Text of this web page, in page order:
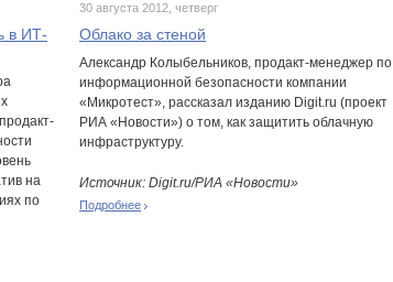
в ИТ-
на
по
30 августа 2012, четверг
Облако за стеной
Александр Колыбельников, продакт-менеджер по
информационной безопасности компании
«Микротест», рассказал изданию Digit.ru (проект
РИА «Новости») о том, как защитить облачную
инфраструктуру.
Источник: Digit.ru/РИА «Новости»
Подробнее